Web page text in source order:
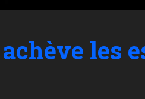
les